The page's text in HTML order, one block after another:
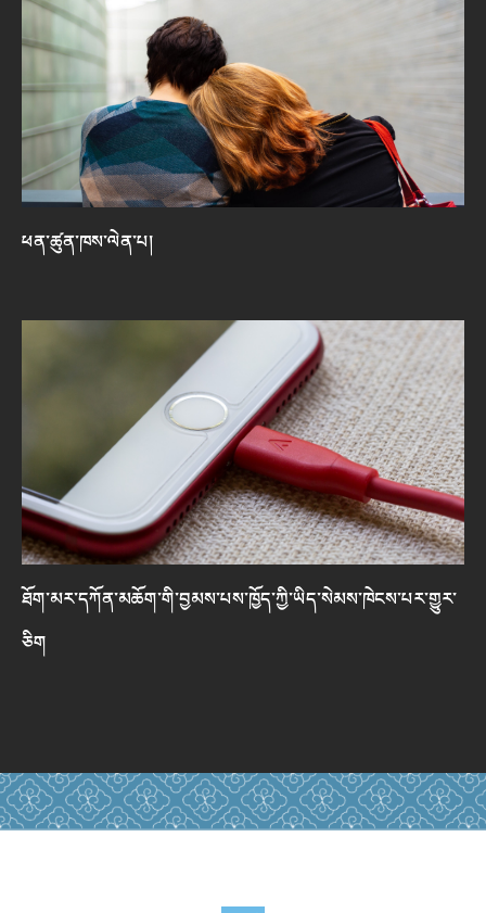
ཕན་ཚུན་ཁས་ལེན་པ།
ཐོག་མར་དཀོན་མཆོག་གི་བྱམས་པས་ཁྱོད་ཀྱི་ཡིད་སེམས་ཁེངས་པར་གྱུར་
ཅིག